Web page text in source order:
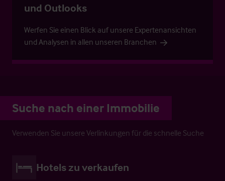
und Outlooks
Werfen Sie einen Blick auf unsere Expertenansichten
und Analysen in allen unseren Branchen
Suche nach einer Immobilie
Verwenden Sie unsere Verlinkungen für die schnelle Suche
Hotels zu verkaufen